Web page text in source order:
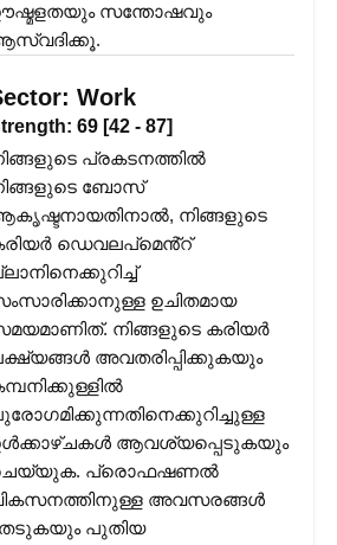
സന്തോഷവും
Work
69 [42 - 87]
പ്രകടനത്തിൽ
ബോസ്
നിങ്ങളുടെ
ഡെവലപ്‌മെൻ്റ്
ഉചിതമായ
നിങ്ങളുടെ കരിയർ
അവതരിപ്പിക്കുകയും
ആവശ്യപ്പെടുകയും
പ്രൊഫഷണൽ
അവസരങ്ങൾ
പുതിയ